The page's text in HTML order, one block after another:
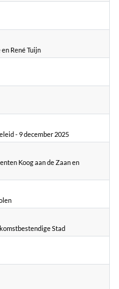
René Tuijn
- 9 december 2025
Koog aan de Zaan en
Stad